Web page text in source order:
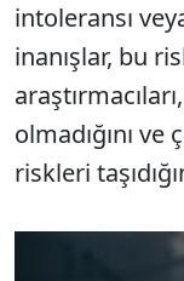
intoleransı
inanışlar, bu
olmadığını
riskleri